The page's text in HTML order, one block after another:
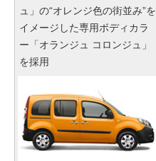
ュ」の“オレンジ色の街並み”を
イメージした専用ボディカラ
ー「オランジュ コロンジュ」
を採用